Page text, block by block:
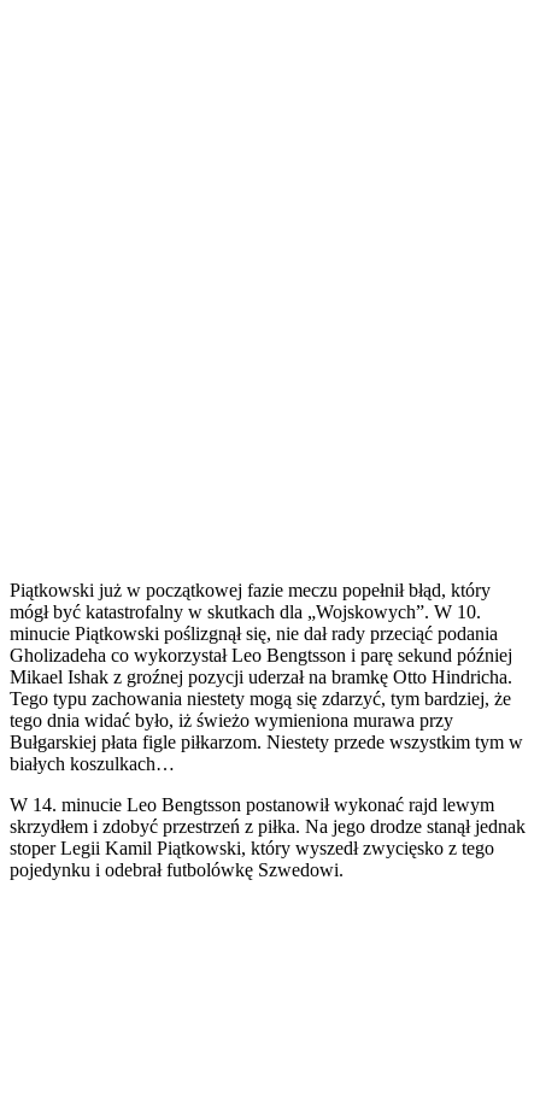
Piątkowski już w początkowej fazie meczu popełnił błąd, który
mógł być katastrofalny w skutkach dla „Wojskowych”. W 10.
minucie Piątkowski poślizgnął się, nie dał rady przeciąć podania
Gholizadeha co wykorzystał Leo Bengtsson i parę sekund później
Mikael Ishak z groźnej pozycji uderzał na bramkę Otto Hindricha.
Tego typu zachowania niestety mogą się zdarzyć, tym bardziej, że
tego dnia widać było, iż świeżo wymieniona murawa przy
Bułgarskiej płata figle piłkarzom. Niestety przede wszystkim tym w
białych koszulkach…
W 14. minucie Leo Bengtsson postanowił wykonać rajd lewym
skrzydłem i zdobyć przestrzeń z piłka. Na jego drodze stanął jednak
stoper Legii Kamil Piątkowski, który wyszedł zwycięsko z tego
pojedynku i odebrał futbolówkę Szwedowi.